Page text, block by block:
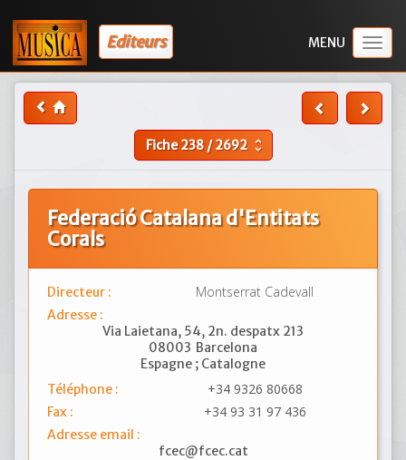
Editeurs
Fiche238/2692 unfold_more
Federació Catalana d'Entitats
Corals
Directeur : Montserrat Cadevall
Adresse :
Via Laietana, 54, 2n. despatx 213
08003 Barcelona
Espagne ; Catalogne
Téléphone :
+34 9326 80668
Fax : +34 93 31 97 436
Adresse email :
fcec@fcec.cat